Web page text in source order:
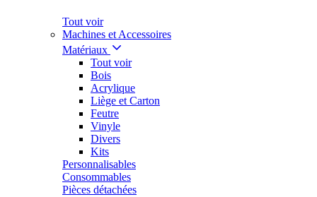
Tout voir
Machines et Accessoires
Matériaux
Tout voir
Bois
Acrylique
Liège et Carton
Feutre
Vinyle
Divers
Kits
Personnalisables
Consommables
Pièces détachées